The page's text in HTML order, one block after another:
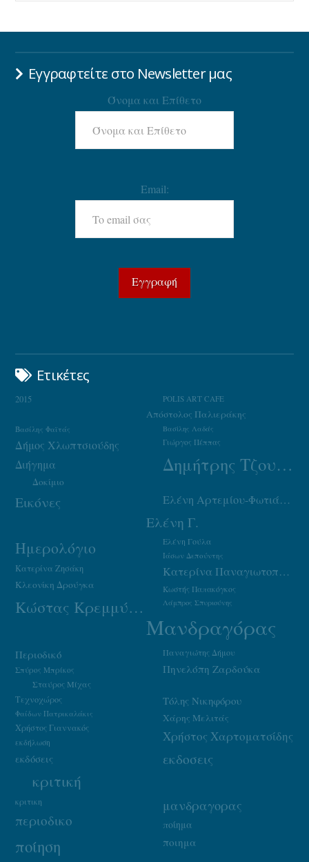
Εγγραφτείτε στο Newsletter μας
Όνομα και Επίθετο
Email:
Ετικέτες
2015 POLIS ART CAFE
Απόστολος Παλιεράκης
Βασίλης Λαδάς
Βασίλης Φαϊτάς
Γιώργος Πέππας
Δήμος Χλωπτσιούδης
Δημήτρης Τζουμάκας
Διήγημα
Δοκίμιο
Εικόνες Ελένη Αρτεμίου-Φωτιάδου
Ελένη Γ.
Ελένη Γούλα
Ημερολόγιο Ιάσων Δεπούντης
Κατερίνα Ζησάκη Κατερίνα Παναγιωτοπούλου
Κλεονίκη Δρούγκα Κωστής Παπακόγκος
Κώστας Κρεμμύδας Λάμπρος Σπυριούνης
Μανδραγόρας
Παναγιώτης Δήμου
Περιοδικό
Πηνελόπη Ζαρδούκα
Σπύρος Μπρίκος
Σταύρος Μίχας
Τεχνοχώρος
Τόλης Νικηφόρου
Φαίδων Πατρικαλάκις Χάρης Μελιτάς
Χρήστος Γιαννακός
Χρήστος Χαρτοματσίδης
εκδήλωση
εκδοσεις
εκδόσεις
κριτική
κριτικη μανδραγορας
περιοδικο ποίημα
ποίηση ποιημα